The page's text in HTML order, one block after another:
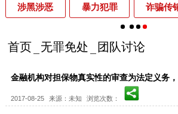
涉黑涉恶 暴力犯罪 诈骗传
首页 无罪免处 团队讨论
金融机构对担保物真实性的审查为法定义务
2017-08-25 来源：未知 浏览次数：